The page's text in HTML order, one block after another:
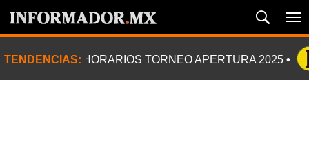
TENDENCIAS: HORARIOS TORNEO APERTURA 2025